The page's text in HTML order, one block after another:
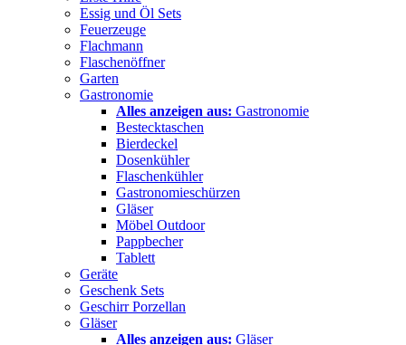
Essig und Öl Sets
Feuerzeuge
Flachmann
Flaschenöffner
Garten
Gastronomie
Alles anzeigen aus: Gastronomie
Bestecktaschen
Bierdeckel
Dosenkühler
Flaschenkühler
Gastronomieschürzen
Gläser
Möbel Outdoor
Pappbecher
Tablett
Geräte
Geschenk Sets
Geschirr Porzellan
Gläser
Alles anzeigen aus: Gläser